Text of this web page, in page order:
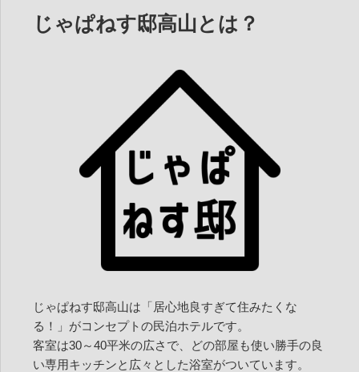
ーじゃぱねす邸高山とは？
じゃぱねす邸高山は「居心地良すぎて住みたくな
る！」がコンセプトの民泊ホテルです。
客室は30～40平米の広さで、どの部屋も使い勝手の良
い専用キッチンと広々とした浴室がついています。